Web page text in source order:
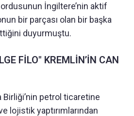
ordusunun İngiltere’nin aktif
bir parçası olan bir başka
duyurmuştu.
FİLO" KREMLİN’İN CAN
Birliği’nin petrol ticaretine
lojistik yaptırımlarından